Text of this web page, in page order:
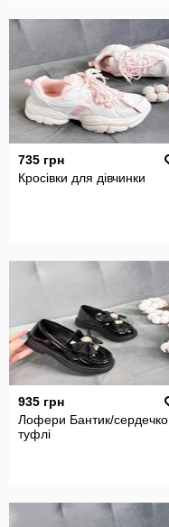
735 грн
Кросівки для дівчинки
935 грн
Лофери Бантик/сердечко
туфлі